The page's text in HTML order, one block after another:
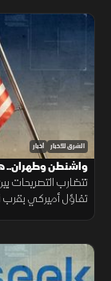
الشرق للأخبار أخبار
واشنطن
تتضارب
تفاؤل أميركي بقرب